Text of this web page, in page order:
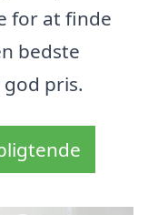
for at finde
bedste
pris.